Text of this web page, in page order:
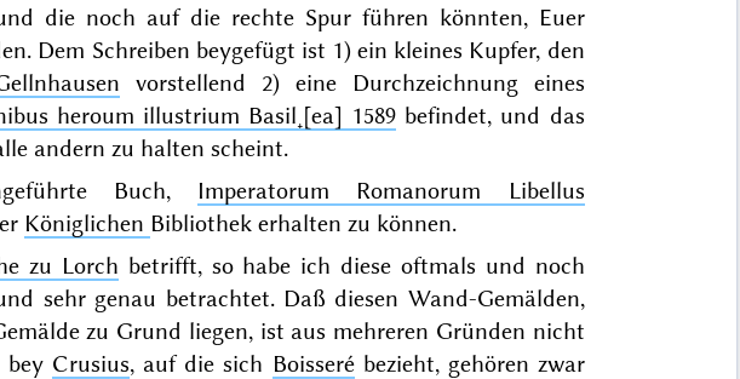
die noch auf die rechte Spur führen könnten, Euer
Dem Schreiben beygefügt ist 1) ein kleines Kupfer, den
vorstellend 2) eine Durchzeichnung eines
heroum illustrium Basil˖[ea] 1589befindet, und das
andern zu halten scheint.
Buch, Imperatorum Romanorum Libellus
Königlichen Bibliothek erhalten zu können.
zu Lorch betrifft, so habe ich diese oftmals und noch
sehr genau betrachtet. Daß diesen Wand-Gemälden,
zu Grund liegen, ist aus mehreren Gründen nicht
bey Crusius, auf die sich Boisserébezieht, gehören zwar